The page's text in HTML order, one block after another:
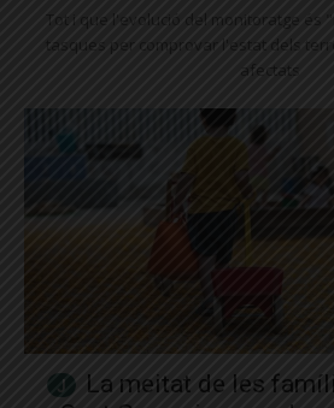
Tot i que l'evolució del monitoratge és
tasques per comprovar l'estat dels
afectats
La meitat de les